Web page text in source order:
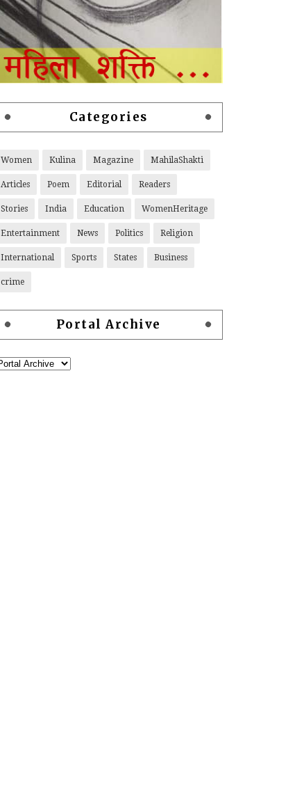
Categories
Women Kulina Magazine MahilaShakti
Articles Poem Editorial Readers
Stories India Education WomenHeritage
Entertainment News Politics Religion
International Sports States Business
crime
Portal Archive